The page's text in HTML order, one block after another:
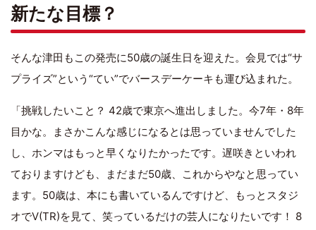
新たな目標？
そんな津田もこの発売に50歳の誕生日を迎えた。会見では“サ
プライズ”という“てい”でバースデーケーキも運び込まれた。
「挑戦したいこと？ 42歳で東京へ進出しました。今7年・8年
目かな。まさかこんな感じになるとは思っていませんでした
し、ホンマはもっと早くなりたかったです。遅咲きといわれ
ておりますけども、まだまだ50歳、これからやなと思ってい
ます。50歳は、本にも書いているんですけど、もっとスタジ
オでV(TR)を見て、笑っているだけの芸人になりたいです！ 8